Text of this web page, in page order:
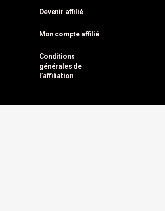
Devenir affilié
Mon compte affilié
Conditions
générales de
l’affiliation